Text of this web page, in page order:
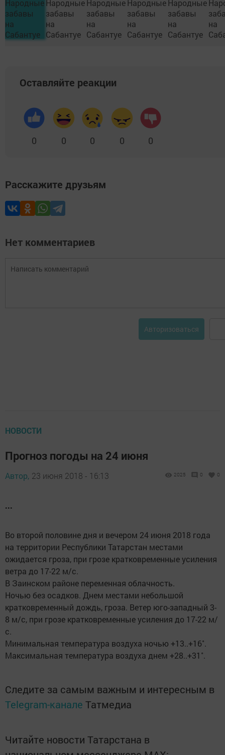
Оставляйте реакции
0 0 0 0 0
Расскажите друзьям
Нет комментариев
Авторизоваться
НОВОСТИ
Прогноз погоды на 24 июня
Автор, 23 июня 2018 - 16:13 2025 0 0
...
Во второй половине дня и вечером 24 июня 2018 года
на территории Республики Татарстан местами
ожидается гроза, при грозе кратковременные усиления
ветра до 17-22 м/с.
В Заинском районе переменная облачность.
Ночью без осадков. Днем местами небольшой
кратковременный дождь, гроза. Ветер юго-западный 3-
8 м/с, при грозе кратковременные усиления до 17-22 м/
с.
Минимальная температура воздуха ночью +13..+16˚.
Максимальная температура воздуха днем +28..+31˚.
Следите за самым важным и интересным в
Telegram-канале Татмедиа
Читайте новости Татарстана в